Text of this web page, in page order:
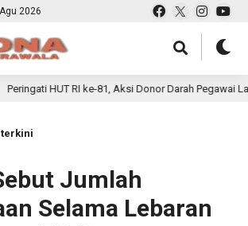
2026
RI ke-81, Aksi Donor Darah Pegawai Lapas
Jumlah
Selama Lebaran